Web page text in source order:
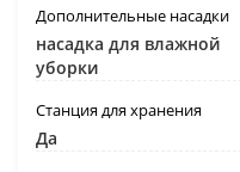
Дополнительные насадки
насадка для влажной
уборки
Станция для хранения
Да